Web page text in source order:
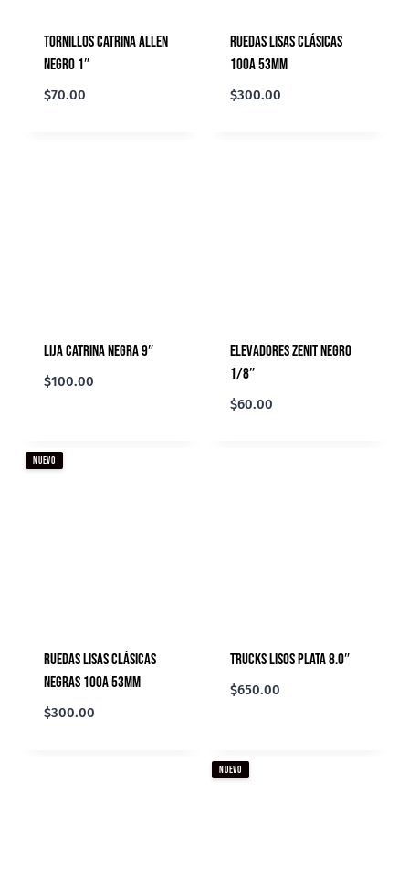
Tornillos Catrina Allen
Negro 1″
$70.00
Ruedas Lisas Clásicas
100A 53mm
$300.00
Lija Catrina Negra 9″
$100.00
Elevadores Zenit Negro
1/8″
$60.00
NUEVO
Ruedas Lisas Clásicas
Negras 100A 53mm
$300.00
Trucks Lisos Plata 8.0″
$650.00
NUEVO